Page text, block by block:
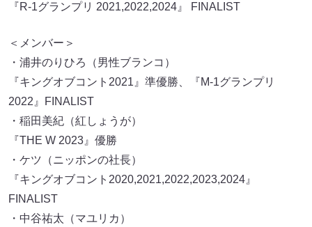
『R-1グランプリ 2021,2022,2024』 FINALIST
＜メンバー＞
・浦井のりひろ（男性ブランコ）
『キングオブコント2021』準優勝、『M-1グランプリ
2022』FINALIST
・稲田美紀（紅しょうが）
『THE W 2023』優勝
・ケツ（ニッポンの社長）
『キングオブコント2020,2021,2022,2023,2024』
FINALIST
・中谷祐太（マユリカ）